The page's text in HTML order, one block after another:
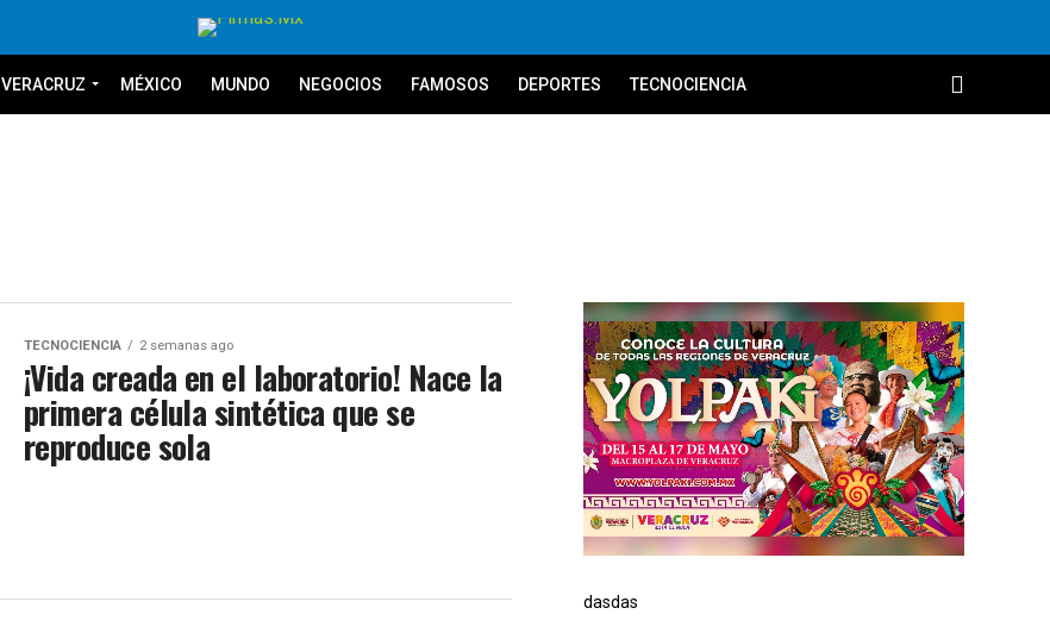
VERACRUZ MÉXICO MUNDO NEGOCIOS FAMOSOS DEPORTES TECNOCIENCIA
TECNOCIENCIA 2 semanas ago
¡Vida creada en el laboratorio! Nace la
primera célula sintética que se
reproduce sola
dasdas